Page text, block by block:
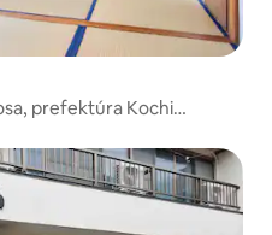
prefektúra Kochi